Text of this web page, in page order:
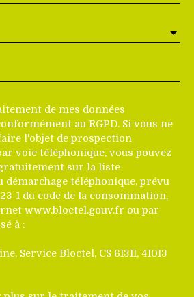
de mes données
au RGPD. Si vous ne
l'objet de prospection
voie téléphonique, vous pouvez
sur la liste
démarchage téléphonique, prévu
1 du code de la consommation,
www.bloctel.gouv.fr ou par
à :
Service Bloctel, CS 61311, 41013